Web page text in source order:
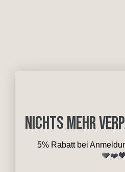
Nichts mehr
5% Rabatt bei
🩶❤️🖤